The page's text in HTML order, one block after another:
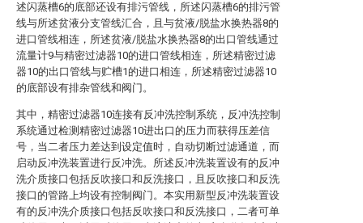
述闪蒸槽6的底部还设有排污管线，所述闪蒸槽6的排污管
线与所述贫液分支管线汇合，且与贫液/脱盐水换热器8的
进口管线相连，所述贫液/脱盐水换热器8的出口管线通过
流量计9与精密过滤器10的进口管线相连，所述精密过滤
器10的出口管线与贮槽1的进口相连，所述精密过滤器10
的底部设有排杂管线和阀门。
其中，精密过滤器10连接有反冲洗控制系统，反冲洗控制
系统通过检测精密过滤器10进出口的压力而获得压差信
号，当二者压力差达到设定值时，自动切断过滤通道，而
启动反冲洗装置进行反冲洗。所述反冲洗装置设有的反冲
洗介质接口包括反吹接口和反洗接口，且反吹接口和反洗
接口的管路上均设有控制阀门。本实用新型反冲洗装置设
有的反冲洗介质接口包括反吹接口和反洗接口，二者可单